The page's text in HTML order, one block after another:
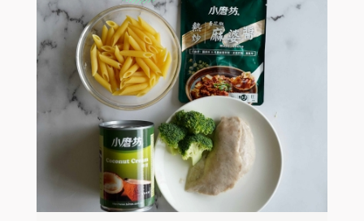
STEP02
將麻婆醬與椰漿攪拌均勻備用
STEP03